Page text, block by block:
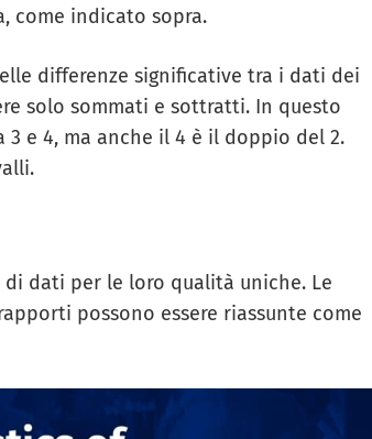
come indicato sopra.
differenze significative tra i dati dei
solo sommati e sottratti. In questo
3 e 4, ma anche il 4 è il doppio del 2.
dati per le loro qualità uniche. Le
possono essere riassunte come